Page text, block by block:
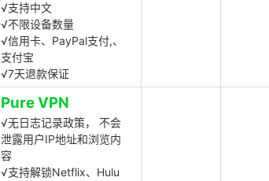
√支持中文
√不限设备数量
√信用卡、PayPal支付,、
支付宝
√7天退款保证
Pure VPN
√无日志记录政策， 不会
泄露用户IP地址和浏览内
容
√支持解锁Netflix、Hulu